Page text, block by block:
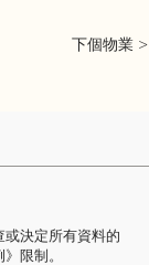
下個物業 >
決定所有資料的
限制。